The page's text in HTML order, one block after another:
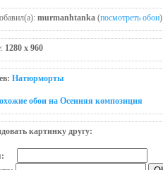
murmanhtanka (посмотреть обои)
1280 x 960
Натюрморты
обои на Осенняя композиция
картинку другу: